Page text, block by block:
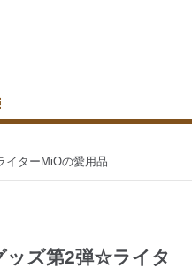
イターMiOの愛用品
ッズ第2弾☆ライタ